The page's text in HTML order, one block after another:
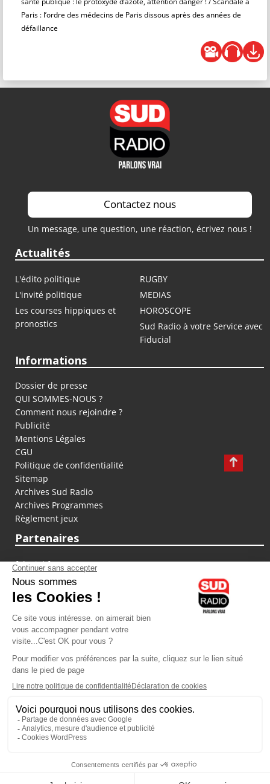
Paris : l’ordre des médecins de Paris dissous après des années de
défaillance
Contactez nous
Un message, une question, une réaction, écrivez nous !
Actualités
L'édito politique
RUGBY
L'invité politique
MEDIAS
Les courses hippiques et
pronostics
HOROSCOPE
Sud Radio à votre Service avec
Fiducial
Informations
Dossier de presse
QUI SOMMES-NOUS ?
Comment nous rejoindre ?
Publicité
Mentions Légales
CGU
Politique de confidentialité
Sitemap
Archives Sud Radio
Archives Programmes
Règlement jeux
Partenaires
fiducial.fr
lyoncapitale.fr
olympique-et-lyonnais.com
L'application Iphone / Android
Téléchargez l'application
Les cookies
Gestion des cookies
Crédit photos : ©Sud Radio / Pierre Olivier
Noémie Halioua
Jon Rakotozafy